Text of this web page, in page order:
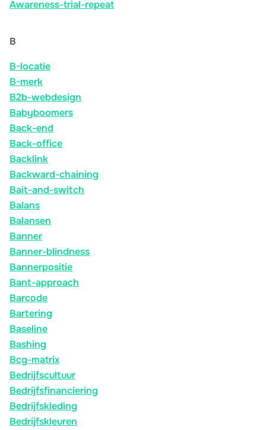
Awareness-trial-repeat
B
B-locatie
B-merk
B2b-webdesign
Babyboomers
Back-end
Back-office
Backlink
Backward-chaining
Bait-and-switch
Balans
Balansen
Banner
Banner-blindness
Bannerpositie
Bant-approach
Barcode
Bartering
Baseline
Bashing
Bcg-matrix
Bedrijfscultuur
Bedrijfsfinanciering
Bedrijfskleding
Bedrijfskleuren